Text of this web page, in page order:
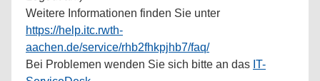
Weitere Informationen finden Sie unter
https://help.itc.rwth-
aachen.de/service/rhb2fhkpjhb7/faq/
Bei Problemen wenden Sie sich bitte an das IT-